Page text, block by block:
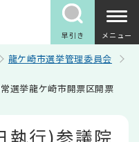
早引き メニュー
龍ケ崎市選挙管理委員会
選挙龍ケ崎市開票区開票
執行)参議院